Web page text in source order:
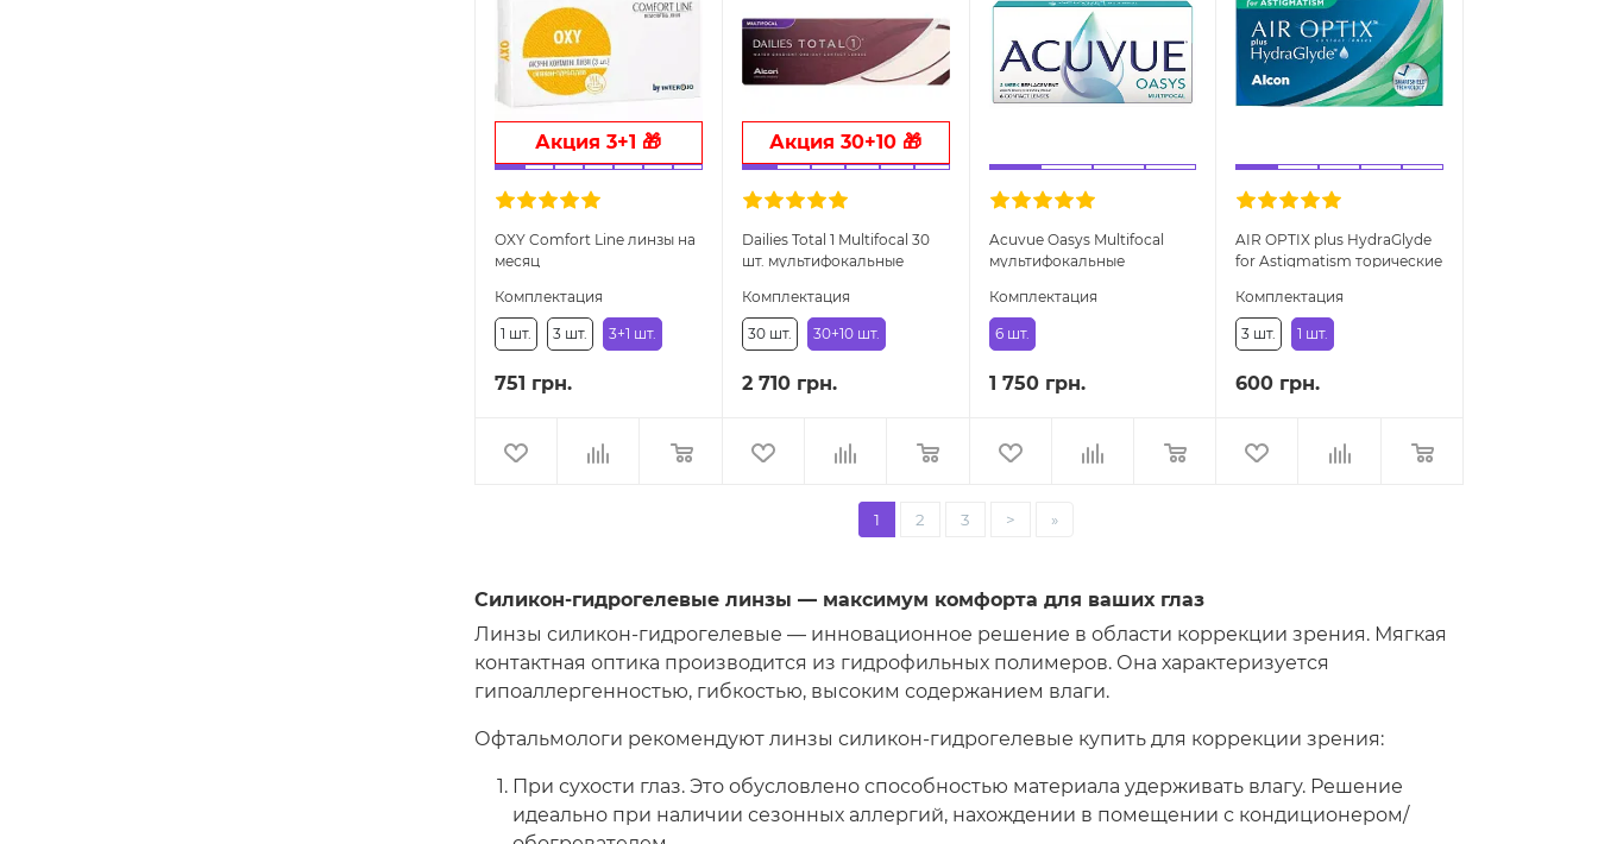
Акция 3+1 🎁
OXY Comfort Line линзы на
месяц
Комплектация
1 шт. 3 шт. 3+1 шт.
751 грн.
Акция 30+10 🎁
Dailies Total 1 Multifocal 30
шт. мультифокальные
Комплектация
30 шт. 30+10 шт.
2 710 грн.
Acuvue Oasys Multifocal
мультифокальные
Комплектация
6 шт.
1 750 грн.
AIR OPTIX plus HydraGlyde
for Astigmatism торические
Комплектация
3 шт. 1 шт.
600 грн.
1 2 3 > »
Силикон-гидрогелевые линзы — максимум комфорта для ваших глаз
Линзы силикон-гидрогелевые — инновационное решение в области коррекции зрения. Мягкая
контактная оптика производится из гидрофильных полимеров. Она характеризуется
гипоаллергенностью, гибкостью, высоким содержанием влаги.
Офтальмологи рекомендуют линзы силикон-гидрогелевые купить для коррекции зрения:
При сухости глаз. Это обусловлено способностью материала удерживать влагу. Решение
идеально при наличии сезонных аллергий, нахождении в помещении с кондиционером/